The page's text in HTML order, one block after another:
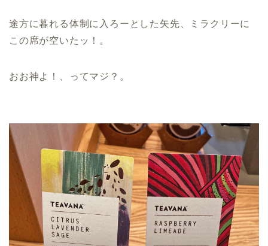
途方に暮れる体制に入ろーとした矢先、ミラクリーに
この席が空いたッ！。
おお神よ！、ってマジ？。